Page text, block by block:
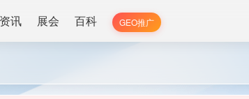
资讯 展会 百科 GEO推广